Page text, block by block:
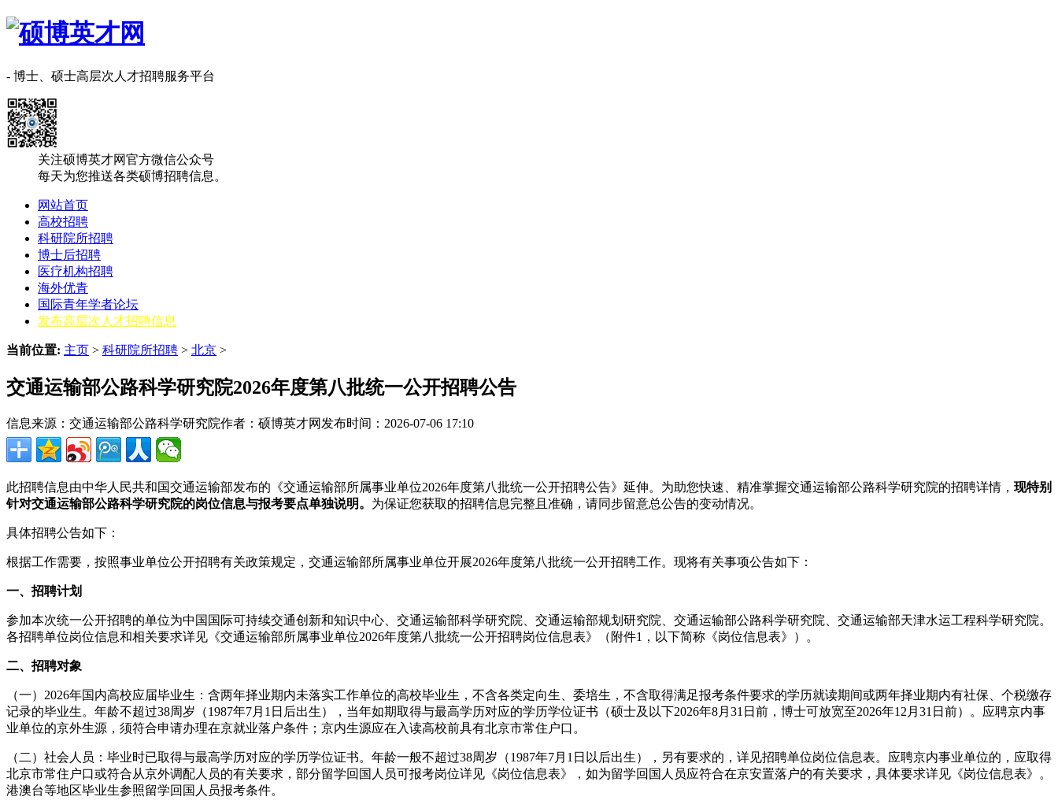
- 博士、硕士高层次人才招聘服务平台
关注硕博英才网官方微信公众号
每天为您推送各类硕博招聘信息。
网站首页
高校招聘
科研院所招聘
博士后招聘
医疗机构招聘
海外优青
国际青年学者论坛
发布高层次人才招聘信息
当前位置: 主页 > 科研院所招聘 > 北京 >
交通运输部公路科学研究院2026年度第八批统一公开招聘公告
信息来源：交通运输部公路科学研究院作者：硕博英才网 发布时间：2026-07-06 17:10
此招聘信息由中华人民共和国交通运输部发布的《交通运输部所属事业单位2026年度第八批统一公开招聘公告》延伸。为助您快速、精准掌握交通运输部公路科学研究院的招聘详情， 现特别
针对交通运输部公路科学研究院的岗位信息与报考要点单独说明。 为保证您获取的招聘信息完整且准确，请同步留意总公告的变动情况。
具体招聘公告如下：
根据工作需要，按照事业单位公开招聘有关政策规定，交通运输部所属事业单位开展2026年度第八批统一公开招聘工作。现将有关事项公告如下：
一、招聘计划
参加本次统一公开招聘的单位为中国国际可持续交通创新和知识中心、交通运输部科学研究院、交通运输部规划研究院、交通运输部公路科学研究院、交通运输部天津水运工程科学研究院。
各招聘单位岗位信息和相关要求详见《交通运输部所属事业单位2026年度第八批统一公开招聘岗位信息表》（附件1，以下简称《岗位信息表》）。
二、招聘对象
（一）2026年国内高校应届毕业生：含两年择业期内未落实工作单位的高校毕业生，不含各类定向生、委培生，不含取得满足报考条件要求的学历就读期间或两年择业期内有社保、个税缴存
记录的毕业生。年龄不超过38周岁（1987年7月1日后出生），当年如期取得与最高学历对应的学历学位证书（硕士及以下2026年8月31日前，博士可放宽至2026年12月31日前）。应聘京内事
业单位的京外生源，须符合申请办理在京就业落户条件；京内生源应在入读高校前具有北京市常住户口。
（二）社会人员：毕业时已取得与最高学历对应的学历学位证书。年龄一般不超过38周岁（1987年7月1日以后出生），另有要求的，详见招聘单位岗位信息表。应聘京内事业单位的，应取得
北京市常住户口或符合从京外调配人员的有关要求，部分留学回国人员可报考岗位详见《岗位信息表》，如为留学回国人员应符合在京安置落户的有关要求，具体要求详见《岗位信息表》。
港澳台等地区毕业生参照留学回国人员报考条件。